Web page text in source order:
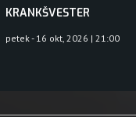
KRANKŠVESTER
petek - 16 okt, 2026 | 21:00